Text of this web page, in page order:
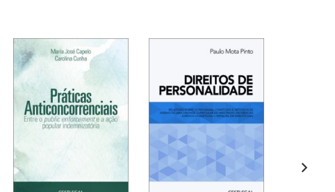
ADICIONAR